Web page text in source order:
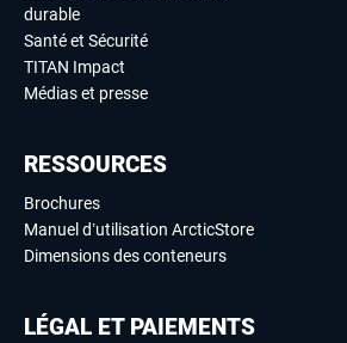
durable
Santé et Sécurité
TITAN Impact
Médias et presse
RESSOURCES
Brochures
Manuel d’utilisation ArcticStore
Dimensions des conteneurs
LÉGAL ET PAIEMENTS